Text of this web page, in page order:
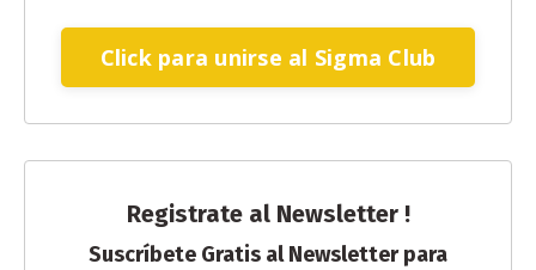
Click para unirse al Sigma Club
Registrate al Newsletter !
Suscríbete Gratis al Newsletter para